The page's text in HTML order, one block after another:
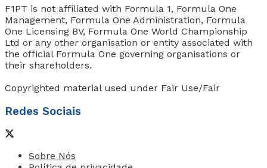
F1PT is not affiliated with Formula 1, Formula One
Management, Formula One Administration, Formula
One Licensing BV, Formula One World Championship
Ltd or any other organisation or entity associated with
the official Formula One governing organisations or
their shareholders.
Copyrighted material used under Fair Use/Fair
Redes Sociais
Sobre Nós